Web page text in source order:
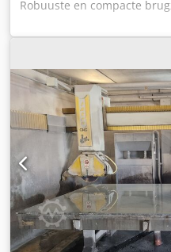
Robuuste en compacte
zagen van stenen tegels en
Speciaal ontwerp van de
Wateropvangbak met
voor het koelen van het
ontwerp. Rollenbaan
Rollenbaan achterzijde
Motorvermogen: 2 KW
Mobiel Plaats: ex voorraad
beschikbaar -